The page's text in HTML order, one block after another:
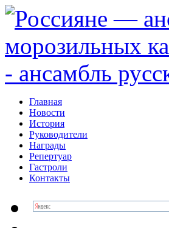
Главная
Новости
История
Руководители
Награды
Репертуар
Гастроли
Контакты